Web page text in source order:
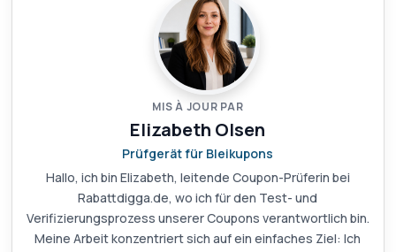
MIS À JOUR PAR
Elizabeth Olsen
Prüfgerät für Bleikupons
Hallo, ich bin Elizabeth, leitende Coupon-Prüferin bei
Rabattdigga.de, wo ich für den Test- und
Verifizierungsprozess unserer Coupons verantwortlich bin.
Meine Arbeit konzentriert sich auf ein einfaches Ziel: Ich